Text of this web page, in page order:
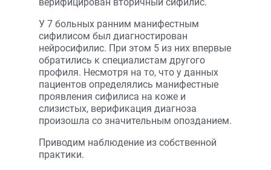
У 7 больных ранним манифестным
сифилисом был диагностирован
нейросифилис. При этом 5 из них впервые
обратились к специалистам другого
профиля. Несмотря на то, что у данных
пациентов определялись манифестные
проявления сифилиса на коже и
слизистых, верификация диагноза
произошла со значительным опозданием.
Приводим наблюдение из собственной
практики.